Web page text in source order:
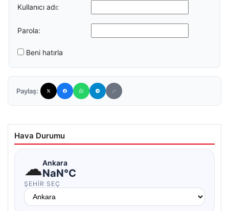
Kullanıcı adı:
Parola:
Beni hatırla
Paylaş:
Hava Durumu
☁Ankara
NaN°C
ŞEHIR SEÇ